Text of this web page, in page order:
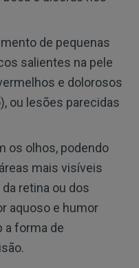
de pequenas
salientes na pele
e dolorosos
ou lesões parecidas
os olhos, podendo
mais visíveis
retina ou dos
aquoso e humor
a forma de